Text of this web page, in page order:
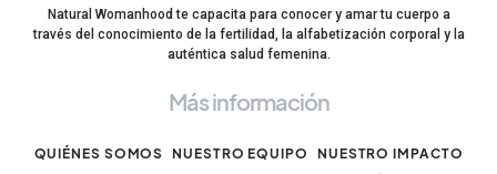
Natural Womanhood te capacita para conocer y amar tu cuerpo a
través del conocimiento de la fertilidad, la alfabetización corporal y la
auténtica salud femenina.
Más información
QUIÉNES SOMOS NUESTRO EQUIPO NUESTRO IMPACTO